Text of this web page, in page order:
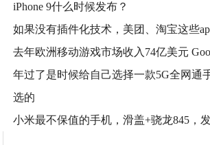
iPhone 9什么时候发布？
如果没有插件化技术，美团、淘宝这些
去年欧洲移动游戏市场收入74亿美元
年过了是时候给自己选择一款5G全网通
选的
小米最不保值的手机，滑盖+骁龙845，